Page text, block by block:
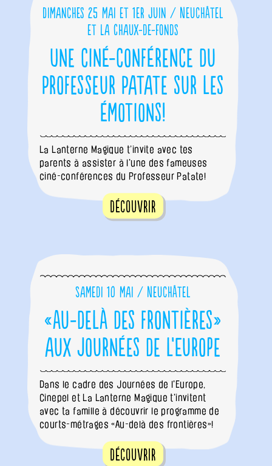
Dimanches 25 mai et 1er juin / Neuchâtel
et La Chaux-de-Fonds
Une ciné-conférence du
Professeur Patate sur les
émotions!
La Lanterne Magique t’invite avec tes
parents à assister à l'une des fameuses
ciné-conférences du Professeur Patate!
Découvrir
Samedi 10 mai / Neuchâtel
«Au-delà des frontières»
aux Journées de l’Europe
Dans le cadre des Journées de l'Europe,
Cinepel et La Lanterne Magique t'invitent
avec ta famille à découvrir le programme de
courts-métrages «Au-delà des frontières»!
Découvrir